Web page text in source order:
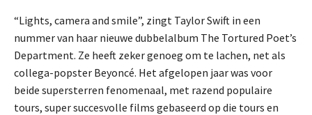
“Lights, camera and smile”, zingt Taylor Swift in een
nummer van haar nieuwe dubbelalbum The Tortured Poet’s
Department. Ze heeft zeker genoeg om te lachen, net als
collega-popster Beyoncé. Het afgelopen jaar was voor
beide supersterren fenomenaal, met razend populaire
tours, super succesvolle films gebaseerd op die tours en